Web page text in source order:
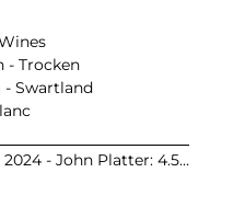
- Trocken
- Swartland
- John Platter: 4.5 Sterne